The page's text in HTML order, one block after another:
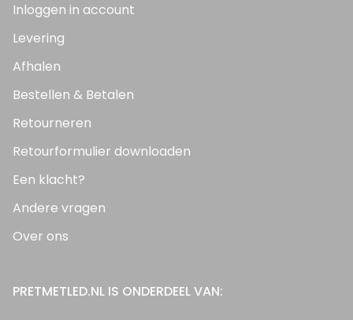
Inloggen in account
Levering
Afhalen
Bestellen & Betalen
Retourneren
Retourformulier downloaden
Een klacht?
Andere vragen
Over ons
PRETMETLED.NL IS ONDERDEEL VAN: